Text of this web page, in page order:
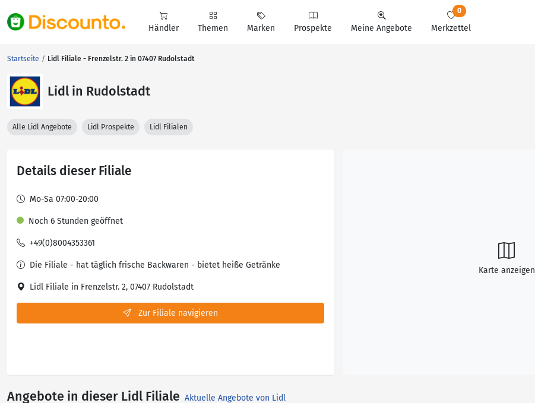
Händler Themen Marken Prospekte Meine Angebote Merkzettel
0
Startseite Lidl Filiale - Frenzelstr. 2 in 07407 Rudolstadt
Lidl in Rudolstadt
Alle Lidl Angebote Lidl Prospekte Lidl Filialen
Details dieser Filiale
Mo-Sa 07:00-20:00
Noch 6 Stunden geöffnet
+49(0)8004353361
Die Filiale - hat täglich frische Backwaren - bietet heiße Getränke
Lidl Filiale in Frenzelstr. 2, 07407 Rudolstadt
Zur Filiale navigieren
Karte anzeigen
Angebote in dieser Lidl Filiale Aktuelle Angebote von Lidl